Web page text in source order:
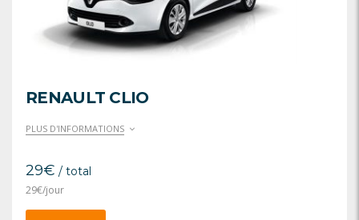
RENAULT CLIO
PLUS D'INFORMATIONS
29€ / total
29€/jour